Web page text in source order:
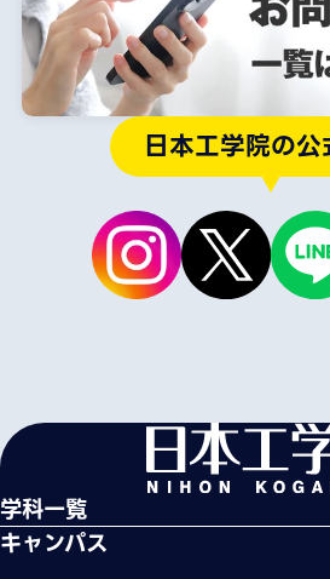
日本工学院の
学科一覧
キャンパス